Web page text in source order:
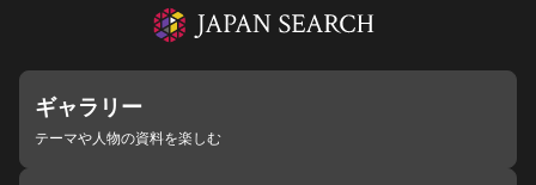
ギャラリー
テーマや人物の資料を楽しむ